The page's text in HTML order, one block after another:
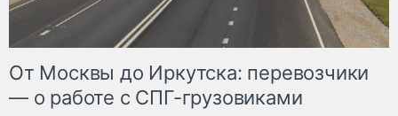
От Москвы до Иркутска: перевозчики
— о работе с СПГ-грузовиками